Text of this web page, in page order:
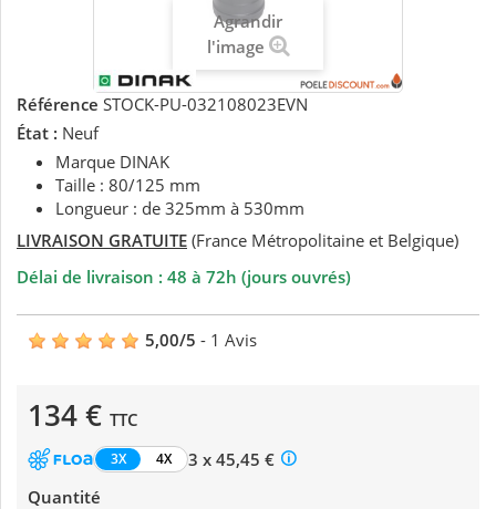
Agrandir
l'image
Référence STOCK-PU-032108023EVN
État : Neuf
Marque DINAK
Taille : 80/125 mm
Longueur : de 325mm à 530mm
LIVRAISON GRATUITE (France Métropolitaine et Belgique)
Délai de livraison : 48 à 72h (jours ouvrés)
5,00/5 - 1 Avis
134 € TTC
3X 4X
3 x 45,45 €
Quantité